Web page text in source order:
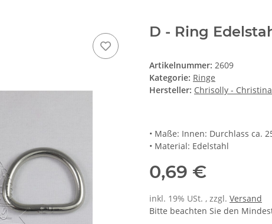
D - Ring
Artikelnummer: 2609
Kategorie: Ringe
Hersteller: Chrisolly -
• Maße: Innen: Durchlass ca.
• Material: Edelstahl
0,69 €
inkl. 19% USt. , zzgl. Versand
Bitte beachten Sie den